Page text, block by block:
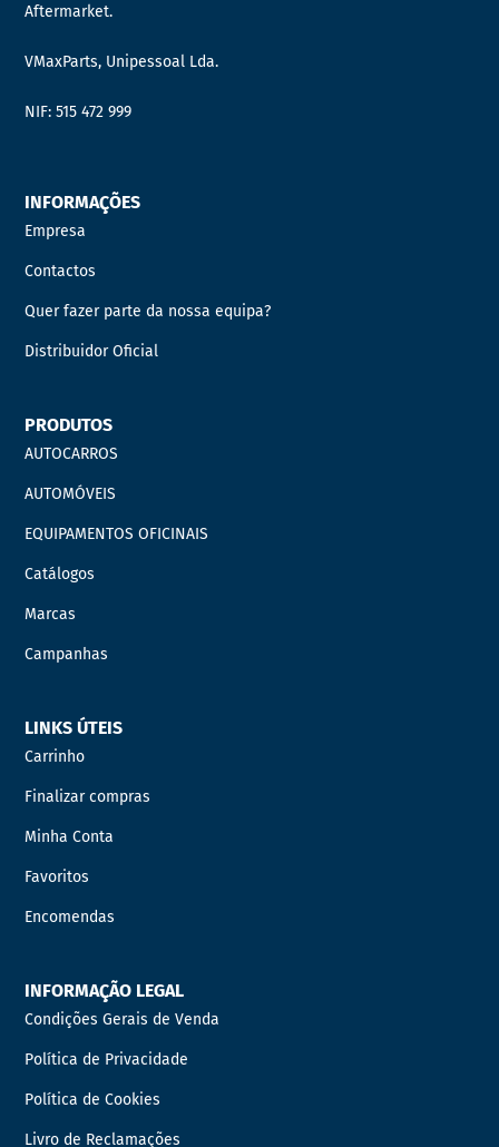
Aftermarket.
VMaxParts, Unipessoal Lda.
NIF: 515 472 999
INFORMAÇÕES
Empresa
Contactos
Quer fazer parte da nossa equipa?
Distribuidor Oficial
PRODUTOS
AUTOCARROS
AUTOMÓVEIS
EQUIPAMENTOS OFICINAIS
Catálogos
Marcas
Campanhas
LINKS ÚTEIS
Carrinho
Finalizar compras
Minha Conta
Favoritos
Encomendas
INFORMAÇÃO LEGAL
Condições Gerais de Venda
Política de Privacidade
Política de Cookies
Livro de Reclamações